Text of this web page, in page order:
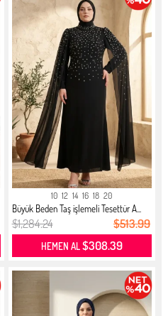
10 12 14 16 18 20
Büyük Beden Taş işlemeli Tesettür A...
$1,284.24 $513.99
HEMEN AL$308.39